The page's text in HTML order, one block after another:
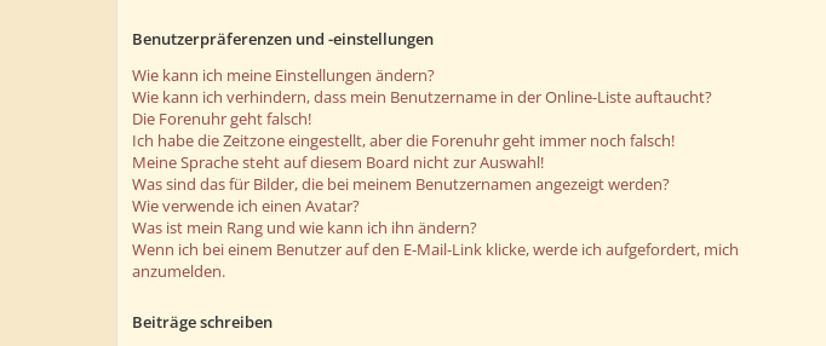
Benutzerpräferenzen und -einstellungen
Wie kann ich meine Einstellungen ändern?
Wie kann ich verhindern, dass mein Benutzername in der Online-Liste auftaucht?
Die Forenuhr geht falsch!
Ich habe die Zeitzone eingestellt, aber die Forenuhr geht immer noch falsch!
Meine Sprache steht auf diesem Board nicht zur Auswahl!
Was sind das für Bilder, die bei meinem Benutzernamen angezeigt werden?
Wie verwende ich einen Avatar?
Was ist mein Rang und wie kann ich ihn ändern?
Wenn ich bei einem Benutzer auf den E-Mail-Link klicke, werde ich aufgefordert, mich
anzumelden.
Beiträge schreiben